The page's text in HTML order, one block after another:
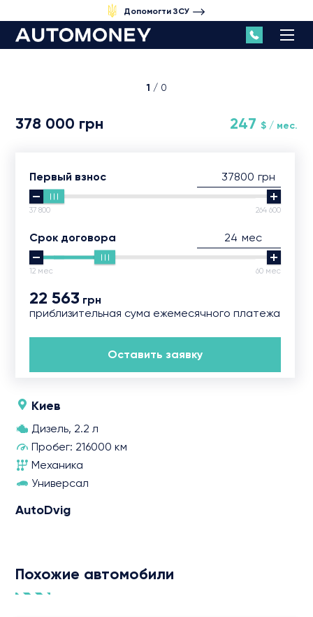
Допомогти ЗСУ
1 / 0
378 000 грн 247 $ / мес.
Первый взнос грн
37 800 264 600
Срок договора мес
12 мес 60 мес
22 563 грн
приблизительная сума ежемесячного платежа
Оставить заявку
Киев
Дизель, 2.2 л
Пробег: 216000 км
Механика
Универсал
AutoDvig
Похожие автомобили